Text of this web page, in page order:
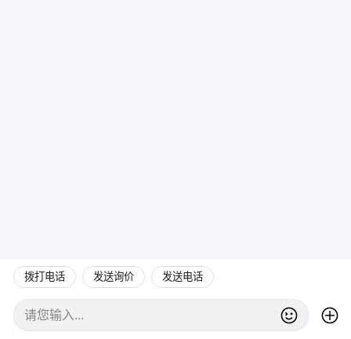
拨打电话 发送询价 发送电话